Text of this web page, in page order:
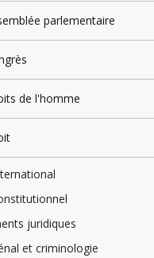
parlementaire
de l'homme
juridiques
et criminologie